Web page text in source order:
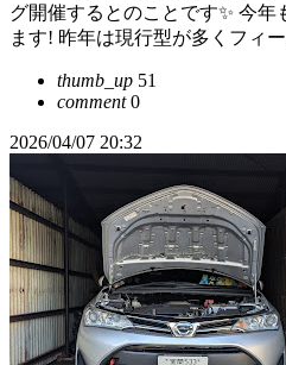
グ開催するとのことです✨ 今
ます! 昨年は現行型が多くフィ
thumb_up 51
comment0
2026/04/07 20:32